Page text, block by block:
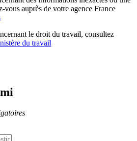
vous auprès de votre agence France
le droit du travail, consultez
du travail